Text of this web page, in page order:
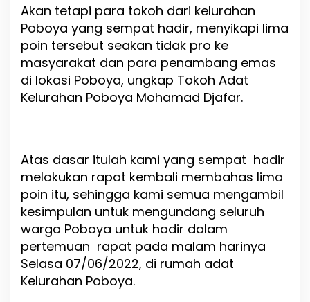
T
C
P
M
Akan tetapi para tokoh dari kelurahan
Poboya yang sempat hadir, menyikapi lima
poin tersebut seakan tidak pro ke
masyarakat dan para penambang emas
di lokasi Poboya, ungkap Tokoh Adat
Kelurahan Poboya Mohamad Djafar.
Atas dasar itulah kami yang sempat hadir
melakukan rapat kembali membahas lima
poin itu, sehingga kami semua mengambil
kesimpulan untuk mengundang seluruh
warga Poboya untuk hadir dalam
pertemuan rapat pada malam harinya
Selasa 07/06/2022, di rumah adat
Kelurahan Poboya.